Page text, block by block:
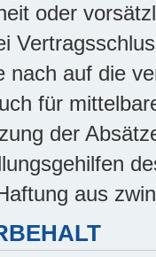
oder
nach auf die
für
der
aus